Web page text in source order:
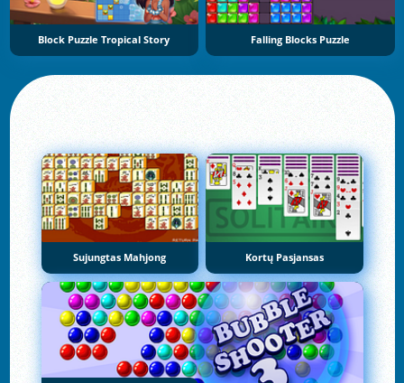
Block Puzzle Tropical Story Falling Blocks Puzzle
Sujungtas Mahjong Kortų Pasjansas